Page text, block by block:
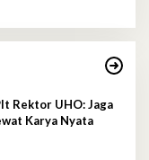
Rektor UHO: Jaga
Karya Nyata